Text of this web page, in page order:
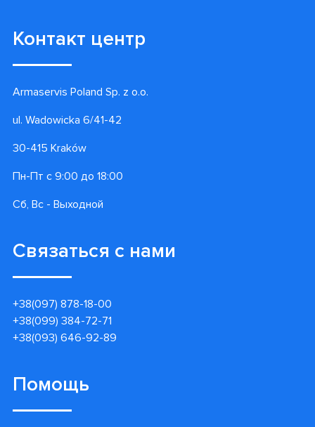
Контакт центр
Armaservis Poland Sp. z o.o.
ul. Wadowicka 6/41-42
30-415 Kraków
Пн-Пт с 9:00 до 18:00
Сб, Вс - Выходной
Связаться с нами
+38(097) 878-18-00
+38(099) 384-72-71
+38(093) 646-92-89
Помощь